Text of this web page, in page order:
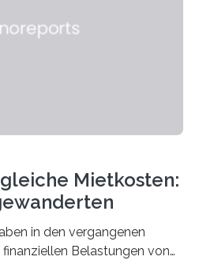
Mietkosten:
in den vergangenen
Belastungen von